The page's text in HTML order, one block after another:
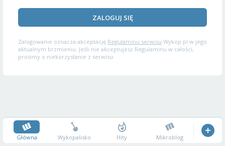
ZALOGUJ SIĘ
Zalogowanie oznacza akceptację Regulaminu serwisu Wykop.pl w jego
aktualnym brzmieniu. Jeśli nie akceptujesz Regulaminu w całości,
prosimy o niekorzystanie z serwisu.
Główna Wykopalisko Hity Mikroblog